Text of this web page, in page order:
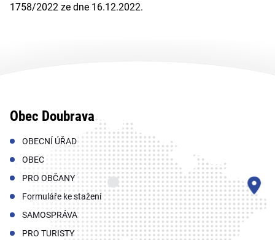
1758/2022 ze dne 16.12.2022.
Obec Doubrava
OBECNÍ ÚŘAD
OBEC
PRO OBČANY
Formuláře ke stažení
SAMOSPRÁVA
PRO TURISTY